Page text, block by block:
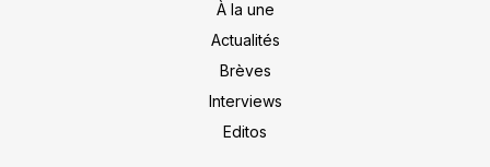
À la une
Actualités
Brèves
Interviews
Editos